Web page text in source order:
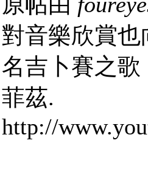
對音樂欣賞
名吉卜賽之歌
菲茲.
http://